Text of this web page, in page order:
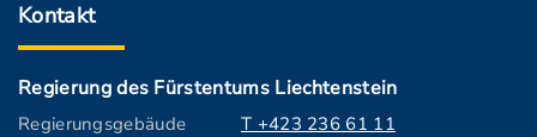
Kontakt
Regierung des Fürstentums Liechtenstein
Regierungsgebäude
T +423 236 61 11